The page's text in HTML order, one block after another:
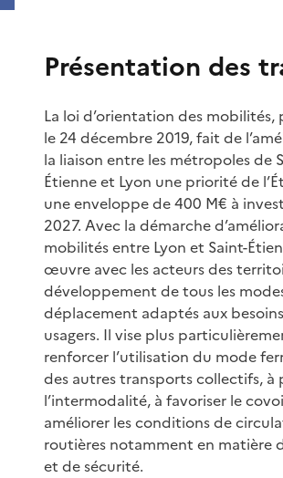
Présentation des
La loi d’orientation des mobilités,
le 24 décembre 2019, fait de
la liaison entre les métropoles de
Étienne et Lyon une priorité de
une enveloppe de 400 M€ à
2027. Avec la démarche
mobilités entre Lyon et Saint-
œuvre avec les acteurs des
développement de tous les
déplacement adaptés aux
usagers. Il vise plus
renforcer l’utilisation du mode
des autres transports collectifs, à
l’intermodalité, à favoriser le
améliorer les conditions de
routières notamment en matière
et de sécurité.